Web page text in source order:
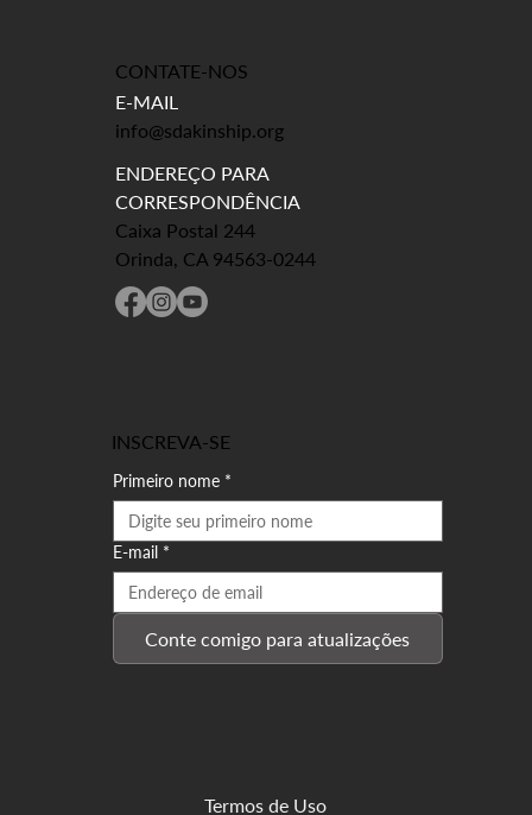
CONTATE-NOS
E-MAIL
info@sdakinship.org
ENDEREÇO PARA
CORRESPONDÊNCIA
Caixa Postal 244
Orinda, CA 94563-0244
INSCREVA-SE
Primeiro nome *
E-mail *
Conte comigo para atualizações
Termos de Uso